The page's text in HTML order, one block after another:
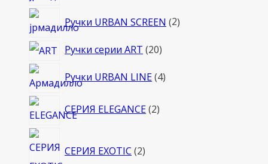
Ручки URBAN SCREEN 22
Ручки серии ART 2020
Ручки URBAN LINE 44
СЕРИЯ ELEGANCE 22
СЕРИЯ EXOTIC 2товара